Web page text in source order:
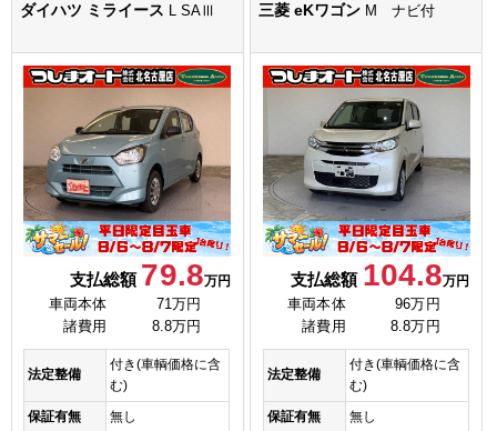
ダイハツ ミライース L SAⅢ
支払総額 79.8万円
車両本体
71万円
諸費用
8.8万円
法定整備
付き(車輌価格に含
む)
保証有無
無し
三菱 eKワゴン M ナビ付
支払総額 104.8万円
車両本体
96万円
諸費用
8.8万円
法定整備
付き(車輌価格に含
む)
保証有無
無し